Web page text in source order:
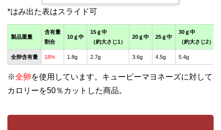
製品重量
含有量
割合
10ｇ中
15ｇ中
（約大さじ1）
20ｇ中 25ｇ中
30ｇ中
（約大さじ2）
全卵含有量 18% 1.8g 2.7g 3.6g 4.5g 5.4g
※全卵を使用しています。キューピーマヨネーズに対して
カロリーを50％カットした商品。